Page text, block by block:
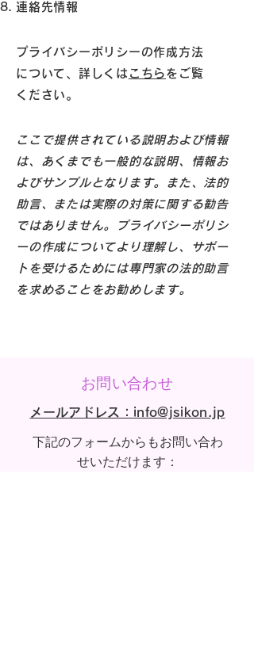
連絡先情報
プライバシーポリシーの作成方法
について、詳しくは こちら をご覧
ください。
ここで提供されている説明および情報
は、あくまでも一般的な説明、情報お
よびサンプルとなります。また、法的
助言、または実際の対策に関する勧告
ではありません。プライバシーポリシ
ーの作成についてより理解し、サポー
トを受けるためには専門家の法的助言
を求めることをお勧めします。
お問い合わせ
メールアドレス：info@jsikon.jp
​下記のフォームからもお問い合わ
せいただけます：